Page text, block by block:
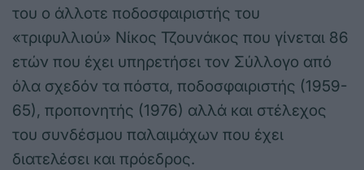
του ο άλλοτε ποδοσφαιριστής του
«τριφυλλιού» Νίκος Τζουνάκος που γίνεται 86
ετών που έχει υπηρετήσει τον Σύλλογο από
όλα σχεδόν τα πόστα, ποδοσφαιριστής (1959-
65), προπονητής (1976) αλλά και στέλεχος
του συνδέσμου παλαιμάχων που έχει
διατελέσει και πρόεδρος.